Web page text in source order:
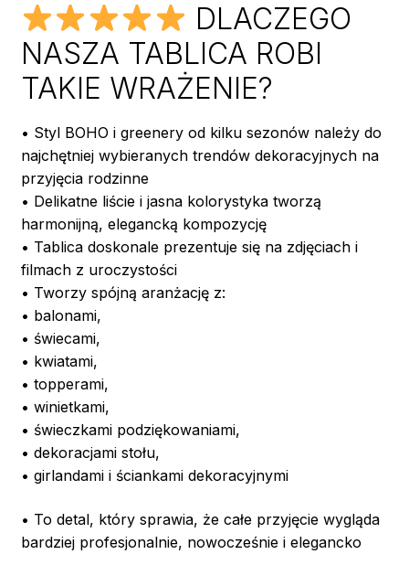
DLACZEGO
NASZA TABLICA ROBI
TAKIE WRAŻENIE?
• Styl BOHO i greenery od kilku sezonów należy do
najchętniej wybieranych trendów dekoracyjnych na
przyjęcia rodzinne
• Delikatne liście i jasna kolorystyka tworzą
harmonijną, elegancką kompozycję
• Tablica doskonale prezentuje się na zdjęciach i
filmach z uroczystości
• Tworzy spójną aranżację z:
• balonami,
• świecami,
• kwiatami,
• topperami,
• winietkami,
• świeczkami podziękowaniami,
• dekoracjami stołu,
• girlandami i ściankami dekoracyjnymi
• To detal, który sprawia, że całe przyjęcie wygląda
bardziej profesjonalnie, nowocześnie i elegancko